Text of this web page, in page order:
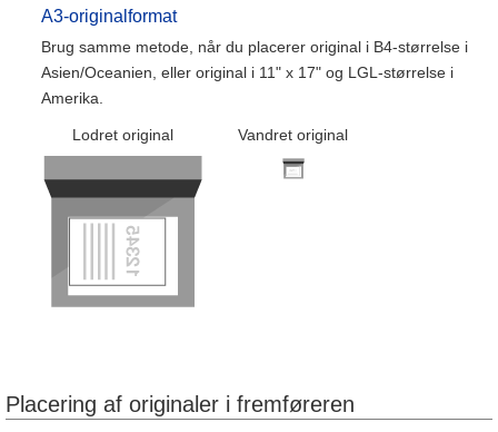
A3-originalformat
Brug samme metode, når du placerer original i B4-størrelse i
Asien/Oceanien, eller original i 11" x 17" og LGL-størrelse i
Amerika.
Lodret original Vandret original
Placering af originaler i fremføreren